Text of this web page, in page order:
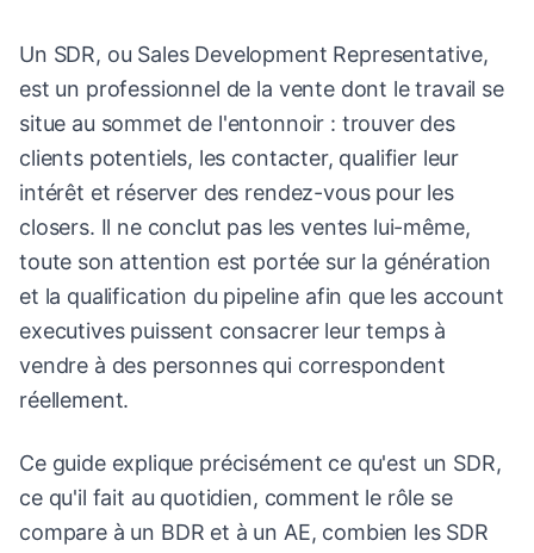
Un SDR, ou Sales Development Representative,
est un professionnel de la vente dont le travail se
situe au sommet de l'entonnoir : trouver des
clients potentiels, les contacter, qualifier leur
intérêt et réserver des rendez-vous pour les
closers. Il ne conclut pas les ventes lui-même,
toute son attention est portée sur la génération
et la qualification du pipeline afin que les account
executives puissent consacrer leur temps à
vendre à des personnes qui correspondent
réellement.
Ce guide explique précisément ce qu'est un SDR,
ce qu'il fait au quotidien, comment le rôle se
compare à un BDR et à un AE, combien les SDR